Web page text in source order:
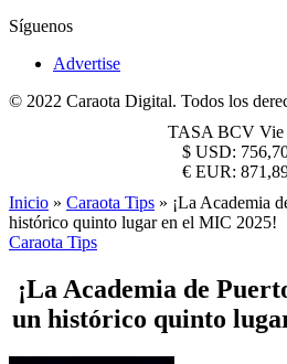
Síguenos
Advertise
© 2022 Caraota Digital. Todos los
TASA BCV Vie
$ USD:
€ EUR:
Inicio » Caraota Tips » ¡La Academia
histórico quinto lugar en el MIC 2025!
Caraota Tips
¡La Academia de
un histórico quinto